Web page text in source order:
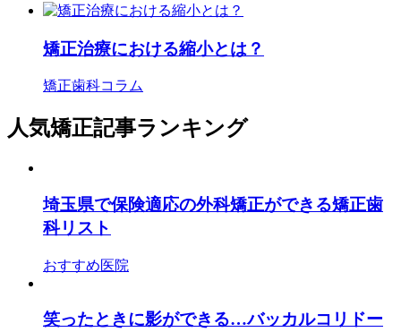
矯正治療における縮小とは？
矯正歯科コラム
人気矯正記事ランキング
埼玉県で保険適応の外科矯正ができる矯正歯
科リスト
おすすめ医院
笑ったときに影ができる…バッカルコリドー